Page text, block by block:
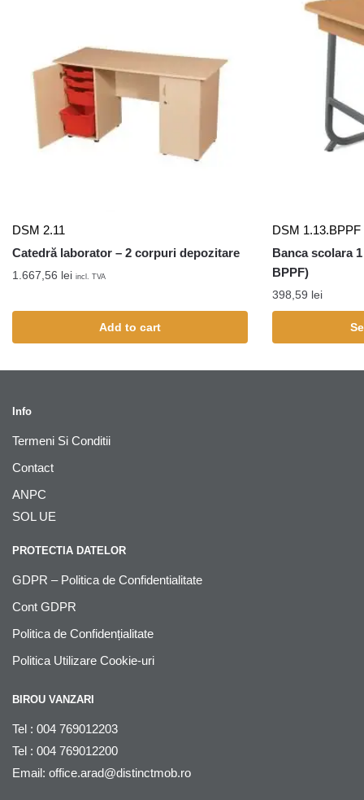
DSM 2.11
Catedră laborator – 2 corpuri depozitare
1.667,56 lei incl. TVA
Add to cart
DSM 1.13.BPPF
Banca scolara
BPPF)
398,59 lei
Info
Termeni Si Conditii
Contact
ANPC
SOL UE
PROTECTIA DATELOR
GDPR – Politica de Confidentialitate
Cont GDPR
Politica de Confidențialitate
Politica Utilizare Cookie-uri
BIROU VANZARI
Tel : 004 769012203
Tel : 004 769012200
Email: office.arad@distinctmob.ro